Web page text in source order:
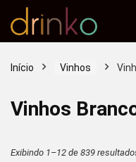
Início Vinhos
Vinhos
Exibindo 1–12 de 839